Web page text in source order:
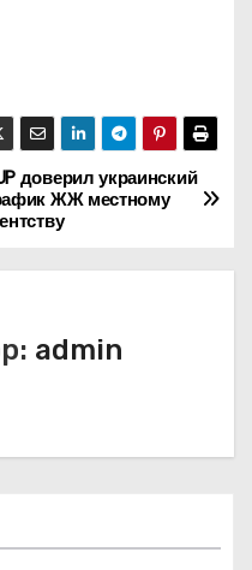
доверил украинский
ЖЖ местному
admin